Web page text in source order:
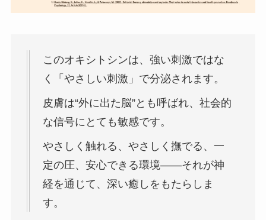
このオキシトシンは、強い刺激ではな
く「やさしい刺激」で分泌されます。
皮膚は“外に出た脳”とも呼ばれ、社会的
な信号にとても敏感です。
やさしく触れる、やさしく撫でる、一
定の圧、安心できる環境――それが神
経を通じて、深い癒しをもたらしま
す。